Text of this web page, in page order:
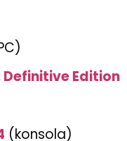
Edition
(konsola)